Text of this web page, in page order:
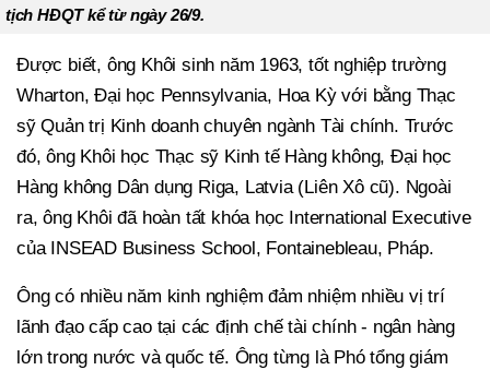
tịch HĐQT kể từ ngày 26/9.
Được biết, ông Khôi sinh năm 1963, tốt nghiệp trường
Wharton, Đại học Pennsylvania, Hoa Kỳ với bằng Thạc
sỹ Quản trị Kinh doanh chuyên ngành Tài chính. Trước
đó, ông Khôi học Thạc sỹ Kinh tế Hàng không, Đại học
Hàng không Dân dụng Riga, Latvia (Liên Xô cũ). Ngoài
ra, ông Khôi đã hoàn tất khóa học International Executive
của INSEAD Business School, Fontainebleau, Pháp.
Ông có nhiều năm kinh nghiệm đảm nhiệm nhiều vị trí
lãnh đạo cấp cao tại các định chế tài chính - ngân hàng
lớn trong nước và quốc tế. Ông từng là Phó tổng giám